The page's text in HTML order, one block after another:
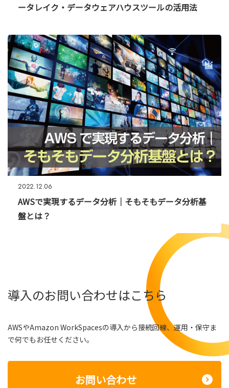
ータレイク・データウェアハウスツールの活用法
2022.12.06
AWSで実現するデータ分析｜そもそもデータ分析基
盤とは？
導入のお問い合わせはこちら
AWSやAmazon WorkSpacesの導入から接続回線、運用・保守ま
で何でもお任せください。
お問い合わせ